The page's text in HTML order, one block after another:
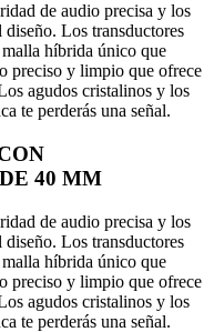
de audio precisa y los
diseño. Los transductores
híbrida único que
preciso y limpio que ofrece
agudos cristalinos y los
te perderás una señal.
40 MM
de audio precisa y los
diseño. Los transductores
híbrida único que
preciso y limpio que ofrece
agudos cristalinos y los
te perderás una señal.